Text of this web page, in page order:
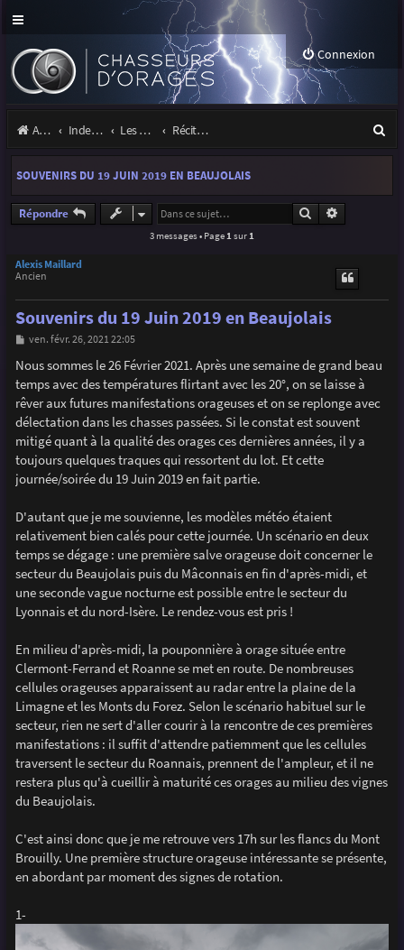
Connexion
Accueil Index du forum Les orages Récits et photos d'orages
e
SOUVENIRS DU 19 JUIN 2019 EN BEAUJOLAIS
Répondre Rechercher
3 messages • Page 1 sur 1
Alexis Maillard
Ancien
Souvenirs du 19 Juin 2019 en Beaujolais
M
s
s
a
e
ven. févr. 26, 2021 22:05
Nous sommes le 26 Février 2021. Après une semaine de grand beau
temps avec des températures flirtant avec les 20°, on se laisse à
rêver aux futures manifestations orageuses et on se replonge avec
délectation dans les chasses passées. Si le constat est souvent
mitigé quant à la qualité des orages ces dernières années, il y a
toujours quelques traques qui ressortent du lot. Et cette
journée/soirée du 19 Juin 2019 en fait partie.
D'autant que je me souvienne, les modèles météo étaient
relativement bien calés pour cette journée. Un scénario en deux
temps se dégage : une première salve orageuse doit concerner le
secteur du Beaujolais puis du Mâconnais en fin d'après-midi, et
une seconde vague nocturne est possible entre le secteur du
Lyonnais et du nord-Isère. Le rendez-vous est pris !
En milieu d'après-midi, la pouponnière à orage située entre
Clermont-Ferrand et Roanne se met en route. De nombreuses
cellules orageuses apparaissent au radar entre la plaine de la
Limagne et les Monts du Forez. Selon le scénario habituel sur le
secteur, rien ne sert d'aller courir à la rencontre de ces premières
manifestations : il suffit d'attendre patiemment que les cellules
traversent le secteur du Roannais, prennent de l'ampleur, et il ne
restera plus qu'à cueillir à maturité ces orages au milieu des vignes
du Beaujolais.
C'est ainsi donc que je me retrouve vers 17h sur les flancs du Mont
Brouilly. Une première structure orageuse intéressante se présente,
en abordant par moment des signes de rotation.
1-